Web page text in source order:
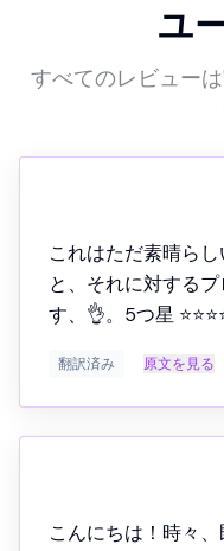
ユ
すべてのレビュー
翻訳済み 原文を見る